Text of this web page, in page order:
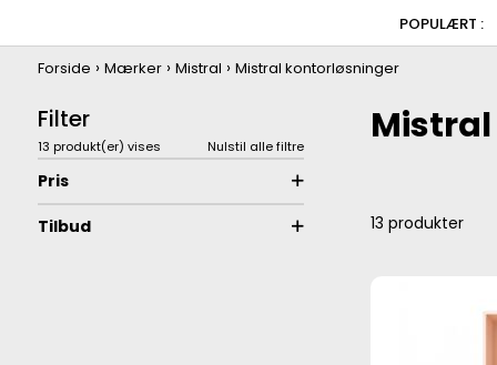
Filter
13 produkt(er) vises Nulstil alle filtre
Pris
Tilbud
Forside › Mærker› Mistral › Mistral kontorløsninger
13 produkter